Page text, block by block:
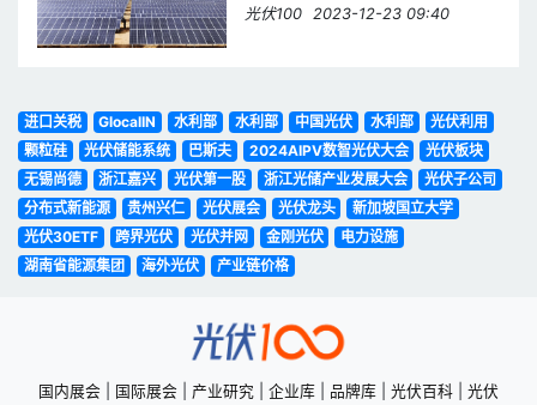
光伏100 2023-12-23 09:40
进口关税 GlocalIN 水利部 水利部 中国光伏 水利部
光伏利用
颗粒硅
光伏储能系统 巴斯夫 2024AIPV数智光伏大会
光伏板块
无锡尚德
浙江嘉兴 光伏第一股 浙江光储产业发展大会
光伏子公司
分布式新能源
贵州兴仁 光伏展会 光伏龙头
新加坡国立大学
光伏30ETF
跨界光伏 光伏并网 金刚光伏
电力设施
湖南省能源集团
海外光伏 产业链价格
国内展会 国际展会 产业研究 企业库 品牌库 光伏百科
光伏